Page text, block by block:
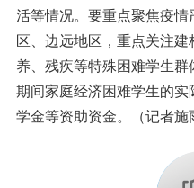
活等情况。要重点聚焦疫
区、边远地区，重点关注
养、残疾等特殊困难学生
期间家庭经济困难学生的
学金等资助资金。（记者施